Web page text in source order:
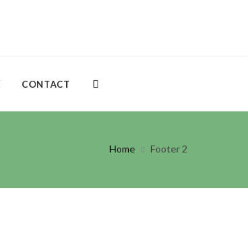
CONTACT
Home Footer 2